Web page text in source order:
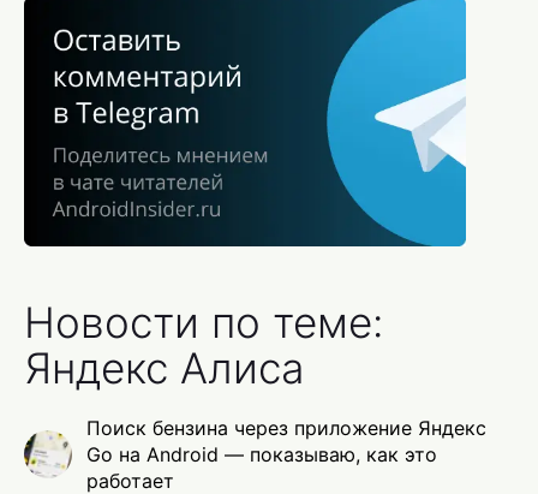
Новости по теме:
Яндекс Алиса
Поиск бензина через приложение Яндекс
Go на Android — показываю, как это
работает